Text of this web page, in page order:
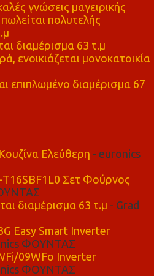
γνώσεις μαγειρικής
πολυτελής
διαμέρισμα 63 τ.μ
ενοικιάζεται μονοκατοικία
επιπλωμένο διαμέρισμα 67
Ελεύθερη - euronics
Σετ Φούρνος
διαμέρισμα 63 τ.μ - Grad
Easy Smart Inverter
ΦΟΥΝΤΑΣ
09WFo Inverter
ΦΟΥΝΤΑΣ